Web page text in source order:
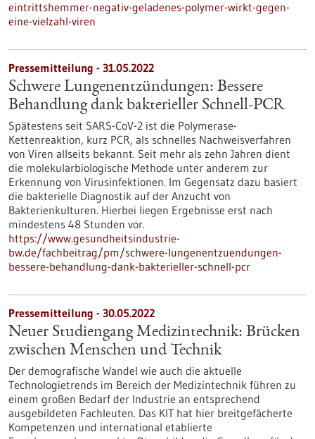
eintrittshemmer-negativ-geladenes-polymer-wirkt-gegen-
eine-vielzahl-viren
Pressemitteilung - 31.05.2022
Schwere Lungenentzündungen: Bessere
Behandlung dank bakterieller Schnell-PCR
Spätestens seit SARS-CoV-2 ist die Polymerase-
Kettenreaktion, kurz PCR, als schnelles Nachweisverfahren
von Viren allseits bekannt. Seit mehr als zehn Jahren dient
die molekularbiologische Methode unter anderem zur
Erkennung von Virusinfektionen. Im Gegensatz dazu basiert
die bakterielle Diagnostik auf der Anzucht von
Bakterienkulturen. Hierbei liegen Ergebnisse erst nach
mindestens 48 Stunden vor.
https://www.gesundheitsindustrie-
bw.de/fachbeitrag/pm/schwere-lungenentzuendungen-
bessere-behandlung-dank-bakterieller-schnell-pcr
Pressemitteilung - 30.05.2022
Neuer Studiengang Medizintechnik: Brücken
zwischen Menschen und Technik
Der demografische Wandel wie auch die aktuelle
Technologietrends im Bereich der Medizintechnik führen zu
einem großen Bedarf der Industrie an entsprechend
ausgebildeten Fachleuten. Das KIT hat hier breitgefächerte
Kompetenzen und international etablierte